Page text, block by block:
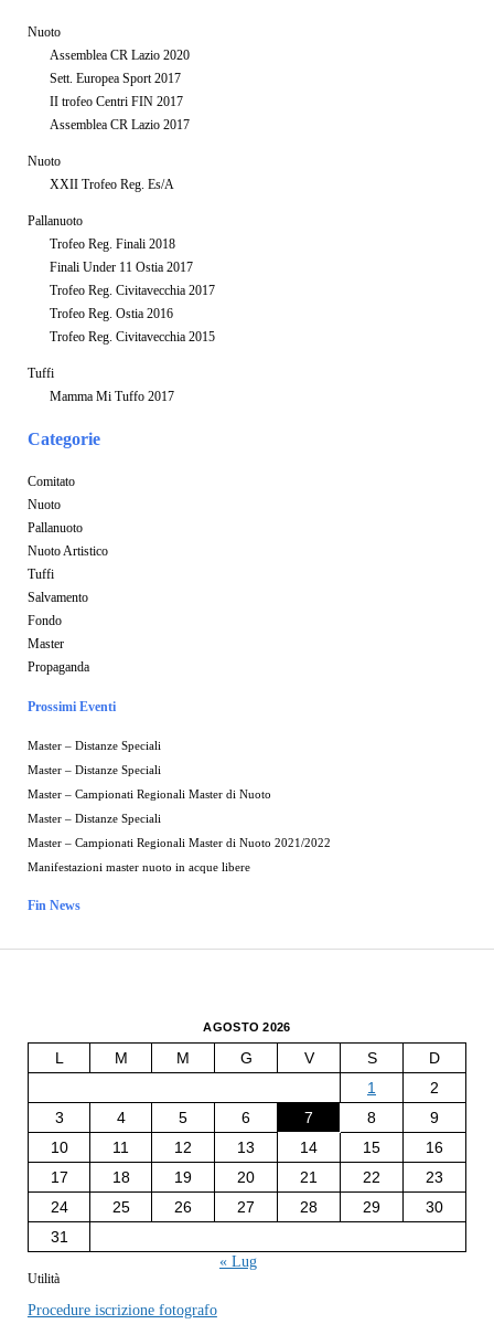
Nuoto
Assemblea CR Lazio 2020
Sett. Europea Sport 2017
II trofeo Centri FIN 2017
Assemblea CR Lazio 2017
Nuoto
XXII Trofeo Reg. Es/A
Pallanuoto
Trofeo Reg. Finali 2018
Finali Under 11 Ostia 2017
Trofeo Reg. Civitavecchia 2017
Trofeo Reg. Ostia 2016
Trofeo Reg. Civitavecchia 2015
Tuffi
Mamma Mi Tuffo 2017
Categorie
Comitato
Nuoto
Pallanuoto
Nuoto Artistico
Tuffi
Salvamento
Fondo
Master
Propaganda
Prossimi Eventi
Master – Distanze Speciali
Master – Distanze Speciali
Master – Campionati Regionali Master di Nuoto
Master – Distanze Speciali
Master – Campionati Regionali Master di Nuoto 2021/2022
Manifestazioni master nuoto in acque libere
Fin News
AGOSTO 2026
L M M G V S
D
1
2
3
4 5 6 7 8
9
10
11 12 13 14 15
16
17
18 19 20 21 22
23
24
25 26 27 28 29
30
31
« Lug
Utilità
Procedure iscrizione fotografo